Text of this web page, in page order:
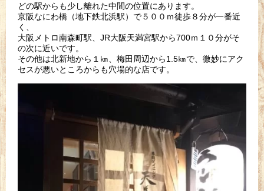
どの駅からも少し離れた中間の位置にあります。
京阪なにわ橋（地下鉄北浜駅）で５００ｍ徒歩８分が一番近
く、
大阪メトロ南森町駅、JR大阪天満宮駅から700ｍ１０分がそ
の次に近いです。
その他は北新地から１㎞、梅田周辺から1.5㎞で、微妙にアク
セスが悪いところからも穴場的な店です。